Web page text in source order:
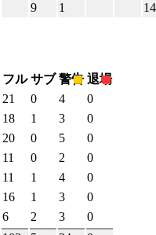
9 1
フル サブ 警告 退場
21 0 4
0
18 1 3
0
20 0 5
0
11 0 2
0
11 1 4
0
16 1 3
0
6 2 3
0